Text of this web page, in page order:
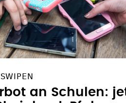
an Schulen: